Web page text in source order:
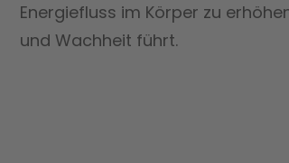
Energiefluss im Körper zu
und Wachheit führt.